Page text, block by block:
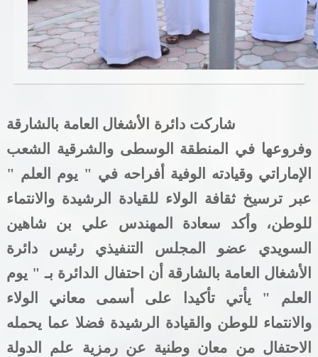
مشاريع الدائرة
المنشآت العمرانية
التحقق من حالة معاملة
خدمات الأفراد
خدمات الشركات
خدمات الجهات الحكومية
خدمات الموظفين
المكتبة الإلكترونية
شاركت دائرة الأشغال العامة بالشارقة
وفروعها في المنطقة الوسطى والشرقية الشعب
الإماراتي وقيادته الوفية أفراحه في " يوم العلم "
عبر ترسيخ ثقافة الولاء للقيادة الرشيدة والانتماء
للوطن، وأكد سعادة المهندس علي بن شاهين
السويدي عضو المجلس التنفيذي رئيس دائرة
الأشغال العامة بالشارقة أن احتفال الدائرة بـ " يوم
العلم " يأتي تأكيدا على أسمى معاني الولاء
والانتماء للوطن والقيادة الرشيدة فضلا عما يحمله
الاحتفال من معان وطنية عن رمزية علم الدولة